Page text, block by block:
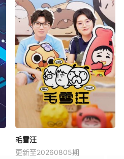
毛雪汪
更新至20260805期